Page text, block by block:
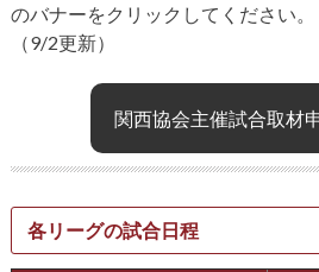
のバナーをクリックしてください。
（9/2更新）
関西協会主催試合取材
各リーグの試合日程